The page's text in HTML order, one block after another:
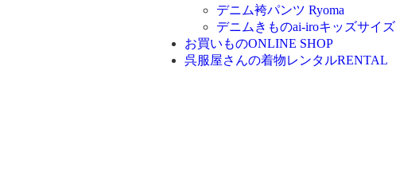
デニム袴パンツ Ryoma
デニムきものai-iroキッズサイズ
お買いものONLINE SHOP
呉服屋さんの着物レンタルRENTAL